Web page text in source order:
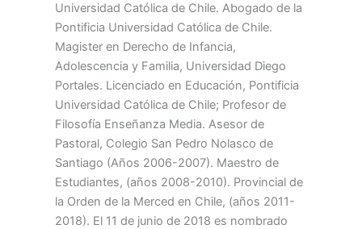
Universidad Católica de Chile. Abogado de la
Pontificia Universidad Católica de Chile.
Magister en Derecho de Infancia,
Adolescencia y Familia, Universidad Diego
Portales. Licenciado en Educación, Pontificia
Universidad Católica de Chile; Profesor de
Filosofía Enseñanza Media. Asesor de
Pastoral, Colegio San Pedro Nolasco de
Santiago (Años 2006-2007). Maestro de
Estudiantes, (años 2008-2010). Provincial de
la Orden de la Merced en Chile, (años 2011-
2018). El 11 de junio de 2018 es nombrado